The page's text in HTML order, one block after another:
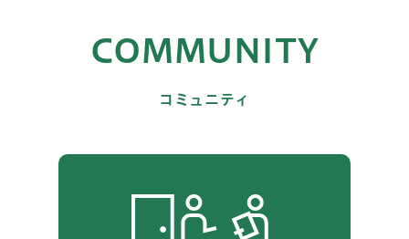
COMMUNITY
コミュニティ